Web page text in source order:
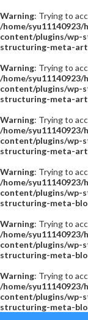
Warning: Trying to
/home/
content/plugins/wp-
structuring-meta-
Warning: Trying to
/home/
content/plugins/wp-
structuring-meta-
Warning: Trying to
/home/
content/plugins/wp-
structuring-meta-
Warning: Trying to
/home/
content/plugins/wp-
structuring-meta-
Warning: Trying to
/home/
content/plugins/wp-
structuring-meta-
Warning: Trying to
/home/
content/plugins/wp-
structuring-meta-